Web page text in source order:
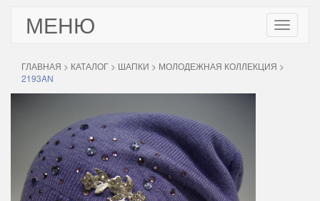
МЕНЮ
Toggle
ГЛАВНАЯ > КАТАЛОГ > ШАПКИ > МОЛОДЕЖНАЯ КОЛЛЕКЦИЯ >
2193AN